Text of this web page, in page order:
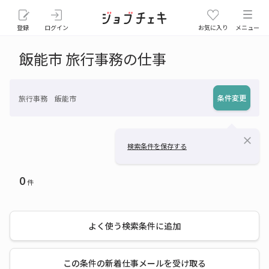
登録 ログイン お気に入り メニュー
飯能市 旅行事務の仕事
旅行事務 飯能市 条件変更
検索条件を保存する close
0件
よく使う検索条件に追加
この条件の新着仕事メールを受け取る